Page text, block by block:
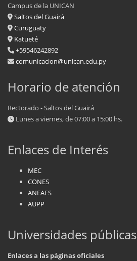
Campus de la UNICAN
Saltos del Guairá
Curuguaty
Katueté
+59546242892
comunicacion@unican.edu.py
Horario de atención
Rectorado - Saltos del Guairá
Lunes a viernes, de 07:00 a 15:00 hs.
Enlaces de Interés
MEC
CONES
ANEAES
AUPP
Universidades públicas
Enlaces a las páginas oficiales